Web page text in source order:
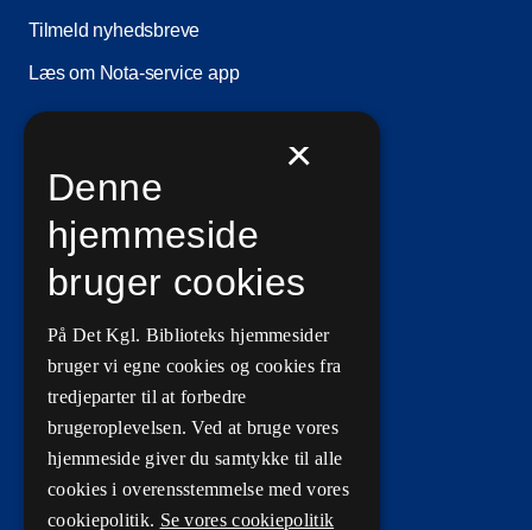
Tilmeld nyhedsbreve
Læs om Nota-service app
Information
Ledige stillinger
Vilkår for brug
Privatlivs- og persondatapolitik
Tilgængelighedserklæringer
Driftsstatus
Cookieindstillinger
×
Denne
hjemmeside
bruger cookies
På Det Kgl. Biblioteks hjemmesider
bruger vi egne cookies og cookies fra
tredjeparter til at forbedre
brugeroplevelsen. Ved at bruge vores
hjemmeside giver du samtykke til alle
cookies i overensstemmelse med vores
cookiepolitik. Se vores cookiepolitik